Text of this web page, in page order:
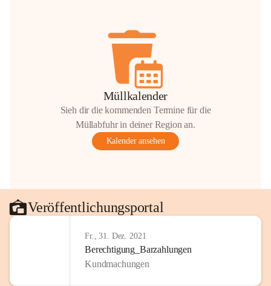
Müllkalender
Sieh dir die kommenden Termine für die
Müllabfuhr in deiner Region an.
Kalender ansehen
Veröffentlichungsportal
Fr., 31. Dez. 2021
Berechtigung_Barzahlungen
Kundmachungen